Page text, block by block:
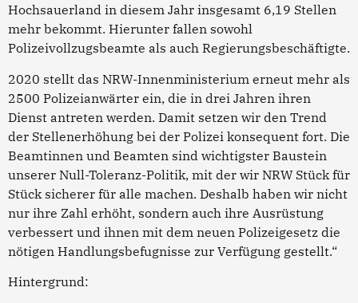
Hochsauerland in diesem Jahr insgesamt 6,19 Stellen
mehr bekommt. Hierunter fallen sowohl
Polizeivollzugsbeamte als auch Regierungsbeschäftigte.
2020 stellt das NRW-Innenministerium erneut mehr als
2500 Polizeianwärter ein, die in drei Jahren ihren
Dienst antreten werden. Damit setzen wir den Trend
der Stellenerhöhung bei der Polizei konsequent fort. Die
Beamtinnen und Beamten sind wichtigster Baustein
unserer Null-Toleranz-Politik, mit der wir NRW Stück für
Stück sicherer für alle machen. Deshalb haben wir nicht
nur ihre Zahl erhöht, sondern auch ihre Ausrüstung
verbessert und ihnen mit dem neuen Polizeigesetz die
nötigen Handlungsbefugnisse zur Verfügung gestellt.“
Hintergrund: